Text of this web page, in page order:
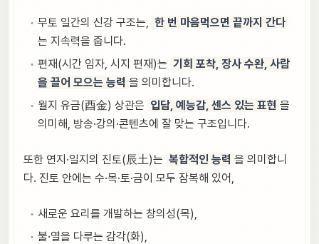
무토 일간의 신강 구조는, 한 번 마음먹으면 끝까지 간다
는 지속력을 줍니다.
편재(시간 임자, 시지 편재)는 기회 포착, 장사 수완, 사람
을 끌어 모으는 능력 을 의미합니다.
월지 유금(酉金) 상관은 입담, 예능감, 센스 있는 표현 을
의미해, 방송·강의·콘텐츠에 잘 맞는 구조입니다.
또한 연지·일지의 진토(辰土)는 복합적인 능력 을 의미합니
다. 진토 안에는 수·목·토·금이 모두 잠복해 있어,
새로운 요리를 개발하는 창의성(목),
불·열을 다루는 감각(화),